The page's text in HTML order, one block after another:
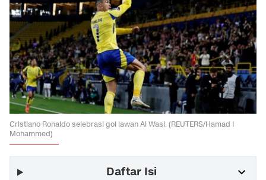
Cristiano Ronaldo selebrasi gol lawan Al Wasl. (REUTERS/Hamad I
Mohammed)
Daftar Isi